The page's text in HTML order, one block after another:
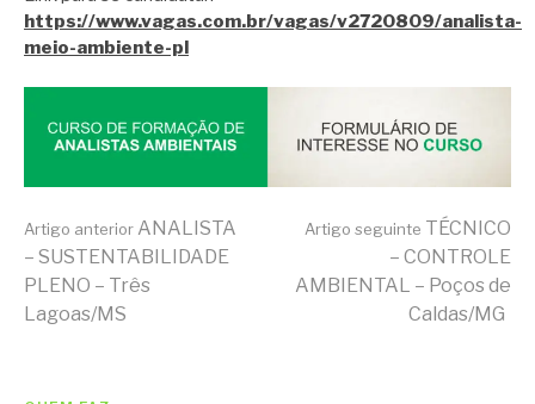
https://www.vagas.com.br/vagas/v2720809/analista-
meio-ambiente-pl
Continue
lendo
Artigo anterior ANALISTA
– SUSTENTABILIDADE
PLENO – Três
Lagoas/MS
Artigo seguinte TÉCNICO
– CONTROLE
AMBIENTAL – Poços de
Caldas/MG